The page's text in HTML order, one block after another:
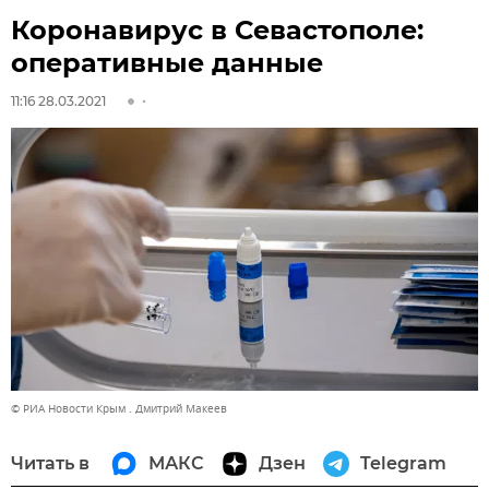
Коронавирус в Севастополе:
оперативные данные
11:16 28.03.2021
© РИА Новости Крым . Дмитрий Макеев
Читать в МАКС Дзен Telegram